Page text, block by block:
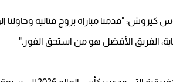
كيروش: "قدمنا مباراة بروح قتالية
الفريق الأفضل هو من استحق الفوز."